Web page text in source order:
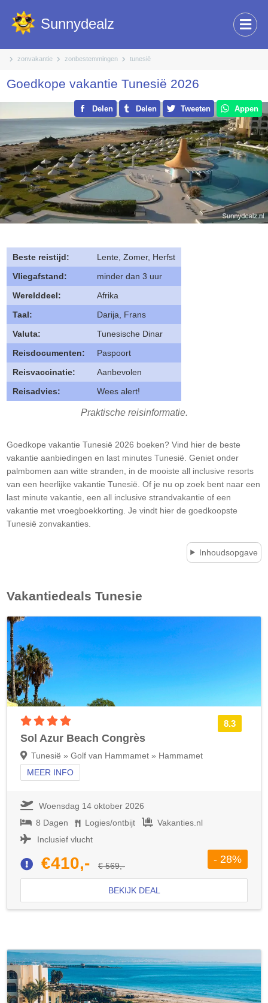
zonvakantie zonbestemmingen tunesië
Sunnydealz
Goedkope vakantie Tunesië 2026
Delen Delen Tweeten Appen
Beste reistijd:
Lente, Zomer, Herfst
Vliegafstand:
minder dan 3 uur
Werelddeel:
Afrika
Taal:
Darija, Frans
Valuta:
Tunesische Dinar
Reisdocumenten:
Paspoort
Reisvaccinatie:
Aanbevolen
Reisadvies:
Wees alert!
Praktische reisinformatie.
Goedkope vakantie Tunesië 2026 boeken? Vind hier de beste
vakantie aanbiedingen en last minutes Tunesië. Geniet onder
palmbomen aan witte stranden, in de mooiste all inclusive resorts
van een heerlijke vakantie Tunesië. Of je nu op zoek bent naar een
last minute vakantie, een all inclusive strandvakantie of een
vakantie met vroegboekkorting. Je vindt hier de goedkoopste
Tunesië zonvakanties.
Inhoudsopgave
Vakantiedeals Tunesie
8.3
Sol Azur Beach Congrès
Tunesië » Golf van Hammamet » Hammamet
MEER INFO
Woensdag 14 oktober 2026
8 Dagen
Logies/ontbijt
Vakanties.nl
Inclusief vlucht
€410,- € 569,-
- 28%
BEKIJK DEAL